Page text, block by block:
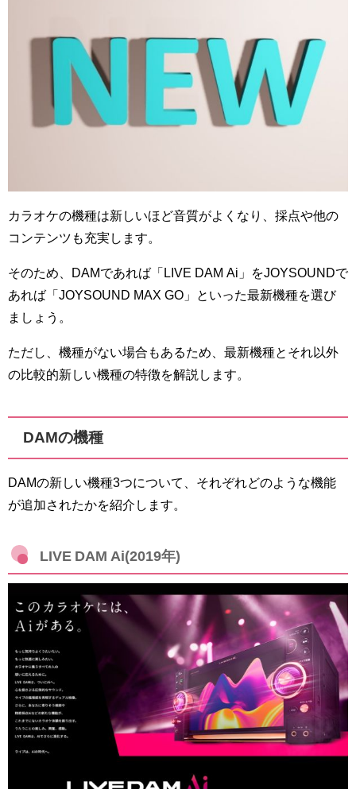
カラオケの機種は新しいほど音質がよくなり、採点や他の
コンテンツも充実します。
そのため、DAMであれば「LIVE DAM Ai」をJOYSOUNDで
あれば「JOYSOUND MAX GO」といった最新機種を選び
ましょう。
ただし、機種がない場合もあるため、最新機種とそれ以外
の比較的新しい機種の特徴を解説します。
DAMの機種
DAMの新しい機種3つについて、それぞれどのような機能
が追加されたかを紹介します。
LIVE DAM Ai(2019年)